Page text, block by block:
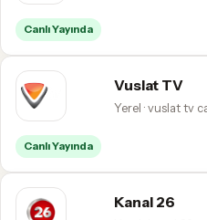
Canlı Yayında
Vuslat TV
Yerel · vuslat tv
Canlı Yayında
Kanal 26